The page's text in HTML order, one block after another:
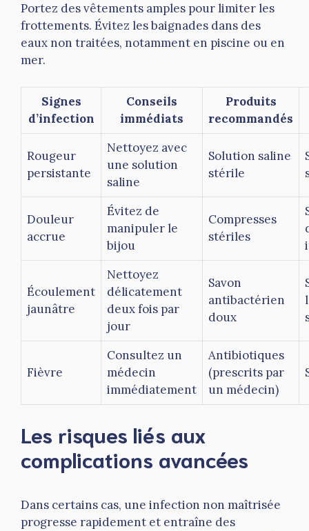
Portez des vêtements amples pour limiter les
frottements. Évitez les baignades dans des
eaux non traitées, notamment en piscine ou en
mer.
Signes
d’infection
Conseils
immédiats
Produits
recommandés
Rougeur
persistante
Nettoyez avec
une solution
saline
Solution saline
stérile
Douleur
accrue
Évitez de
manipuler le
bijou
Compresses
stériles
Écoulement
jaunâtre
Nettoyez
délicatement
deux fois par
jour
Savon
antibactérien
doux
Fièvre
Consultez un
médecin
immédiatement
Antibiotiques
(prescrits par
un médecin)
Les risques liés aux
complications avancées
Dans certains cas, une infection non maîtrisée
progresse rapidement et entraîne des